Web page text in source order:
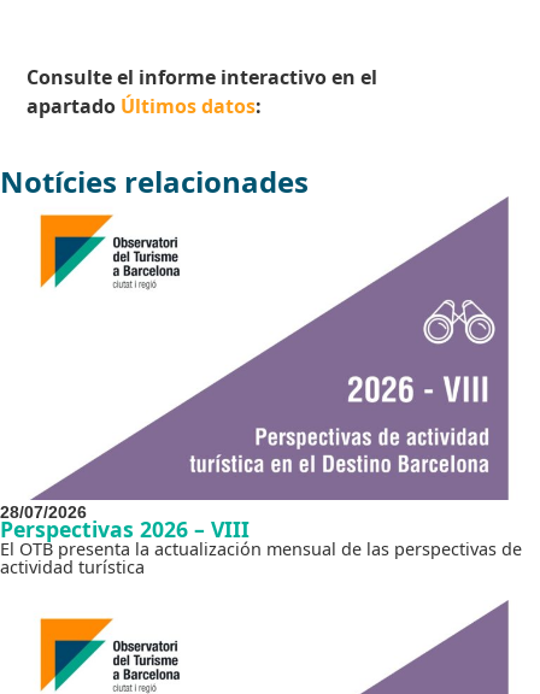
Consulte el informe interactivo en el
apartado Últimos datos:
Notícies relacionades
28/07/2026
Perspectivas 2026 – VIII
El OTB presenta la actualización mensual de las perspectivas de
actividad turística